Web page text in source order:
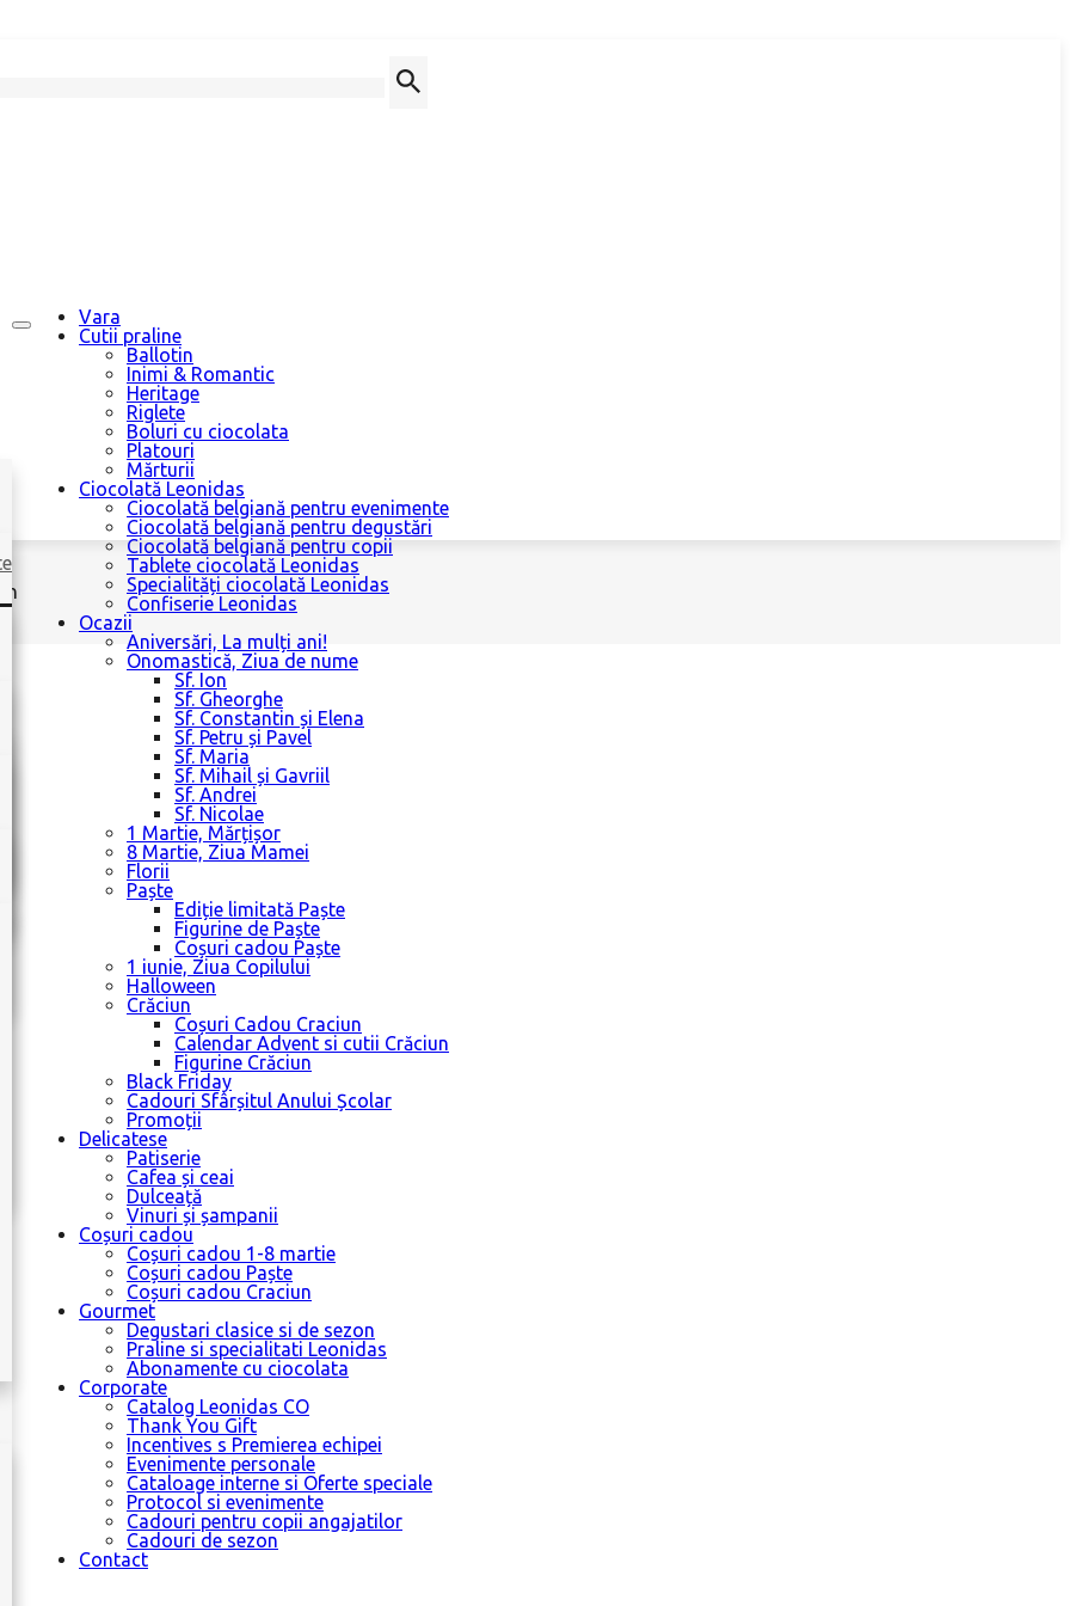
Vara
Cutii praline
Ballotin
Inimi & Romantic
Heritage
Riglete
Boluri cu ciocolata
Platouri
Mărturii
Ciocolată Leonidas
Ciocolată belgiană pentru evenimente
Ciocolată belgiană pentru degustări
Ciocolată belgiană pentru copii
Tablete ciocolată Leonidas
Specialități ciocolată Leonidas
Confiserie Leonidas
Ocazii
Aniversări, La mulți ani!
Onomastică, Ziua de nume
Sf. Ion
Sf. Gheorghe
Sf. Constantin și Elena
Sf. Petru și Pavel
Sf. Maria
Sf. Mihail și Gavriil
Sf. Andrei
Sf. Nicolae
1 Martie, Mărțișor
8 Martie, Ziua Mamei
Florii
Paște
Ediție limitată Paște
Figurine de Paște
Coșuri cadou Paște
1 iunie, Ziua Copilului
Halloween
Crăciun
Coșuri Cadou Craciun
Calendar Advent si cutii Crăciun
Figurine Crăciun
Black Friday
Cadouri Sfârșitul Anului Școlar
Promoții
Delicatese
Patiserie
Cafea și ceai
Dulceață
Vinuri și șampanii
Coșuri cadou
Coșuri cadou 1-8 martie
Coșuri cadou Paște
Coșuri cadou Craciun
Gourmet
Degustari clasice si de sezon
Praline si specialitati Leonidas
Abonamente cu ciocolata
Corporate
Catalog Leonidas CO
Thank You Gift
Incentives s Premierea echipei
Evenimente personale
Cataloage interne si Oferte speciale
Protocol si evenimente
Cadouri pentru copii angajatilor
Cadouri de sezon
Contact